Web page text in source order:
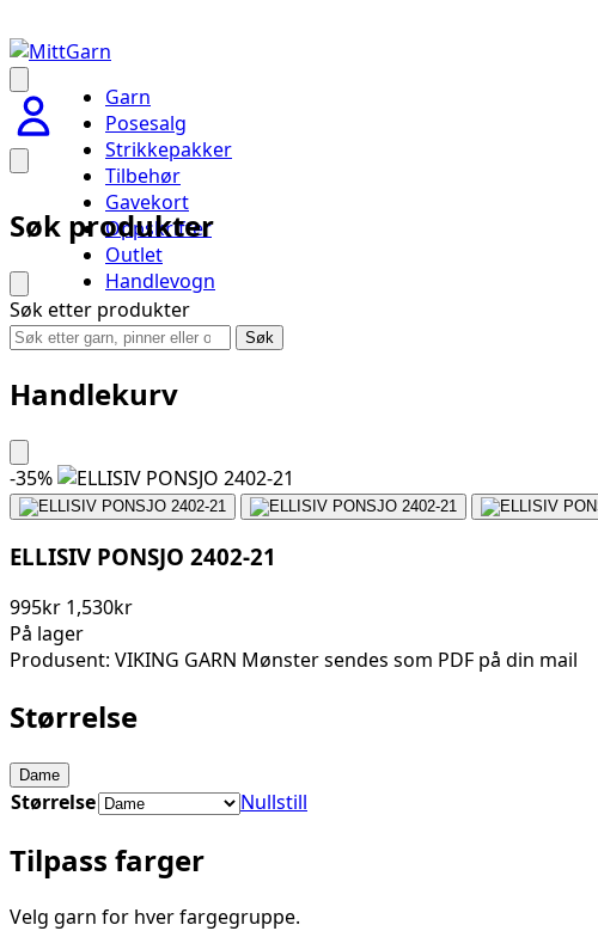
Garn
Posesalg
Strikkepakker
Tilbehør
Gavekort
Oppskrifter
Outlet
Handlevogn
Søk produkter
Søk etter produkter
Søk
Handlekurv
-35%
ELLISIV PONSJO 2402-21
995kr 1,530kr
På lager
Produsent: VIKING GARN Mønster sendes som PDF på din mail
Størrelse
Dame
Størrelse Nullstill
Tilpass farger
Velg garn for hver fargegruppe.